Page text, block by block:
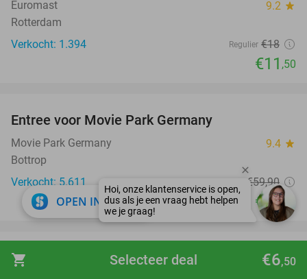
shopping_cart €6,50
Selecteer deal
Euromast 9.2 star
Rotterdam
Verkocht: 1.394
Regulier €18
€11 ,50
Entree voor Movie Park Germany
Movie Park Germany 9.4 star
Bottrop
Verkocht: 5.611
€59,90
€36,90
19%
favorite_border
Dagtocht Parijs met luxe touringcar
OPEN IN APP close